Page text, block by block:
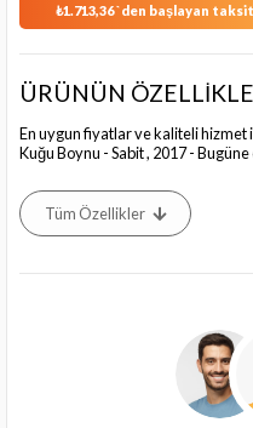
₺1.713,36`den başlayan
ÜRÜNÜN
En uygun fiyatlar ve kaliteli hizmet
Kuğu Boynu - Sabit , 2017 -
Tüm Özellikler